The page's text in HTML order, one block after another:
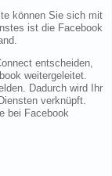
können Sie sich mit
ist die Facebook
entscheiden,
weitergeleitet.
Dadurch wird Ihr
verknüpft.
bei Facebook